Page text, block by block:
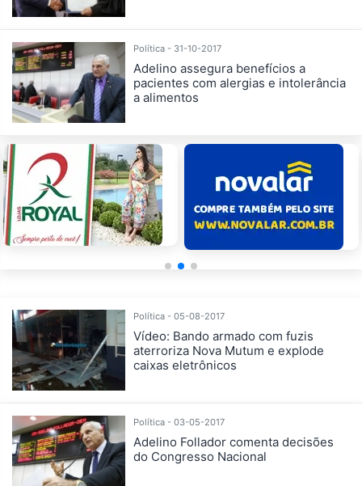
Política - 31-10-2017
Adelino assegura benefícios a
pacientes com alergias e intolerância
a alimentos
Política - 05-08-2017
Vídeo: Bando armado com fuzis
aterroriza Nova Mutum e explode
caixas eletrônicos
Política - 03-05-2017
Adelino Follador comenta decisões
do Congresso Nacional